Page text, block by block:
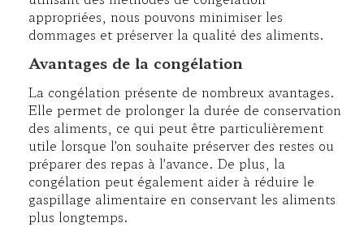
appropriées, nous pouvons minimiser les
dommages et préserver la qualité des aliments.
Avantages de la congélation
La congélation présente de nombreux avantages.
Elle permet de prolonger la durée de conservation
des aliments, ce qui peut être particulièrement
utile lorsque l’on souhaite préserver des restes ou
préparer des repas à l’avance. De plus, la
congélation peut également aider à réduire le
gaspillage alimentaire en conservant les aliments
plus longtemps.